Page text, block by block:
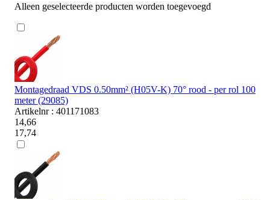
Alleen geselecteerde producten worden toegevoegd
Montagedraad VDS 0.50mm² (H05V-K) 70° rood - per rol 100
meter (29085)
Artikelnr : 401171083
14,66
17,74